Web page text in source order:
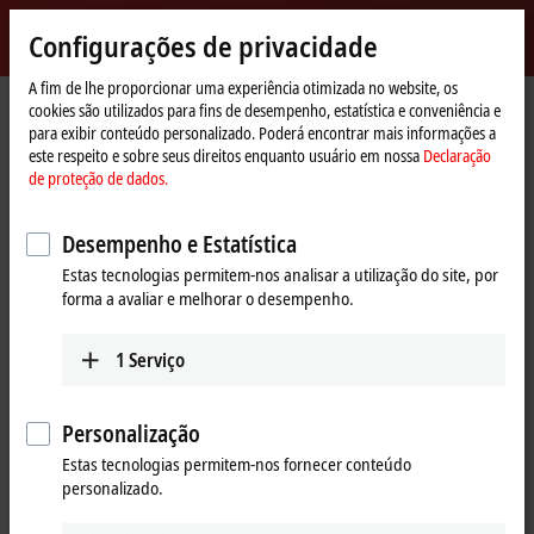
Beckhoff
-
New
Automation
Technology
myBeckhoff
Página
Inicial
Products MX-System MX-System-specific accessories
MX-System-specific accessories
Tabular product overview Product finder
Completes the overall system
safe, reliable and flexible installation: high-quality pre-assembled
cables in various versions, suitable connectors and cables for field
assembly, as well as slot covers to protect unused interfaces from dust
and moisture. In addition, special components are available for
Configurações de privacidade
A fim de lhe proporcionar uma experiência otimizada no website, os
cookies são utilizados para fins de desempenho, estatística e conveniência e
para exibir conteúdo personalizado. Poderá encontrar mais informações a
este respeito e sobre seus direitos enquanto usuário em nossa Declaração
de proteção de dados.
Desempenho e Estatística
Estas tecnologias permitem-nos analisar a utilização do site, por
forma a avaliar e melhorar o desempenho.
1 Serviço
Personalização
Estas tecnologias permitem-nos fornecer conteúdo
personalizado.